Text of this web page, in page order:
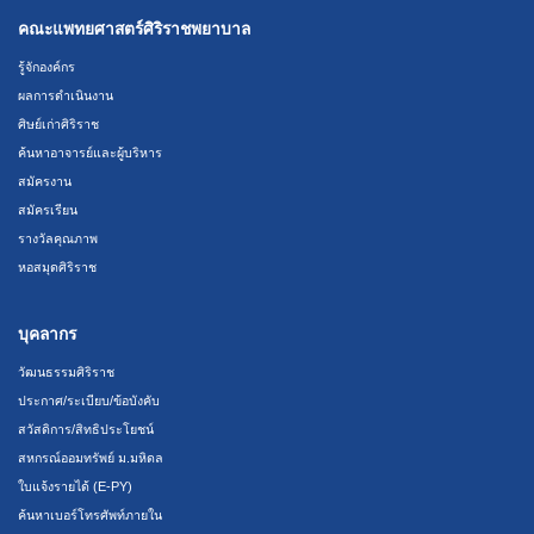
คณะแพทยศาสตร์ศิริราชพยาบาล
รู้จักองค์กร
ผลการดำเนินงาน
ศิษย์เก่าศิริราช
ค้นหาอาจารย์และผู้บริหาร
สมัครงาน
สมัครเรียน
รางวัลคุณภาพ
หอสมุดศิริราช
บุคลากร
วัฒนธรรมศิริราช
ประกาศ/ระเบียบ/ข้อบังคับ
สวัสดิการ/สิทธิประโยชน์
สหกรณ์ออมทรัพย์ ม.มหิดล
ใบแจ้งรายได้ (E-PY)
ค้นหาเบอร์โทรศัพท์ภายใน